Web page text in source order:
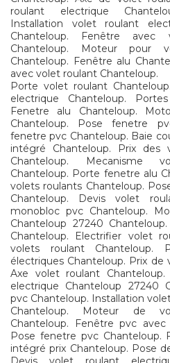
roulant electrique
Installation volet roulant
Chanteloup. Fenêtre avec
Chanteloup. Moteur pour
Chanteloup. Fenêtre alu
avec volet roulant Chanteloup.
Porte volet roulant
electrique Chanteloup.
Fenetre alu Chanteloup.
Chanteloup. Pose fenetre
fenetre pvc Chanteloup. Baie
intégré Chanteloup. Prix des
Chanteloup. Mecanisme
Chanteloup. Porte fenetre alu
volets roulants Chanteloup.
Chanteloup. Devis volet
monobloc pvc Chanteloup.
Chanteloup 27240
Chanteloup. Electrifier volet
volets roulant Chanteloup.
électriques Chanteloup. Prix de
Axe volet roulant
electrique Chanteloup 27240
pvc Chanteloup. Installation
Chanteloup. Moteur de
Chanteloup. Fenêtre pvc
Pose fenetre pvc Chanteloup.
intégré prix Chanteloup. Pose